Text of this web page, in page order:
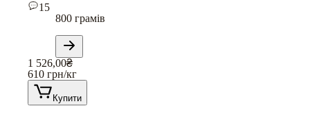
15
800 грамів
1 526,00₴
610 грн/кг
Купити